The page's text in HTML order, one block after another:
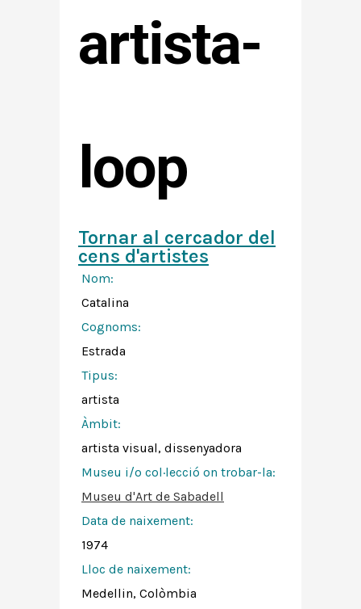
artista-
loop
Tornar al cercador del
cens d'artistes
Nom:
Catalina
Cognoms:
Estrada
Tipus:
artista
Àmbit:
artista visual, dissenyadora
Museu i/o col·lecció on trobar-la:
Museu d'Art de Sabadell
Data de naixement:
1974
Lloc de naixement:
Medellin, Colòmbia